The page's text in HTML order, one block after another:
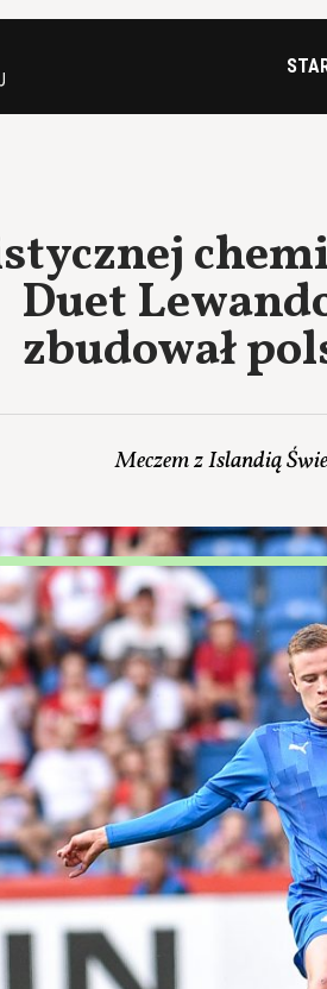
Duet
zbudował
Meczem z Islandią